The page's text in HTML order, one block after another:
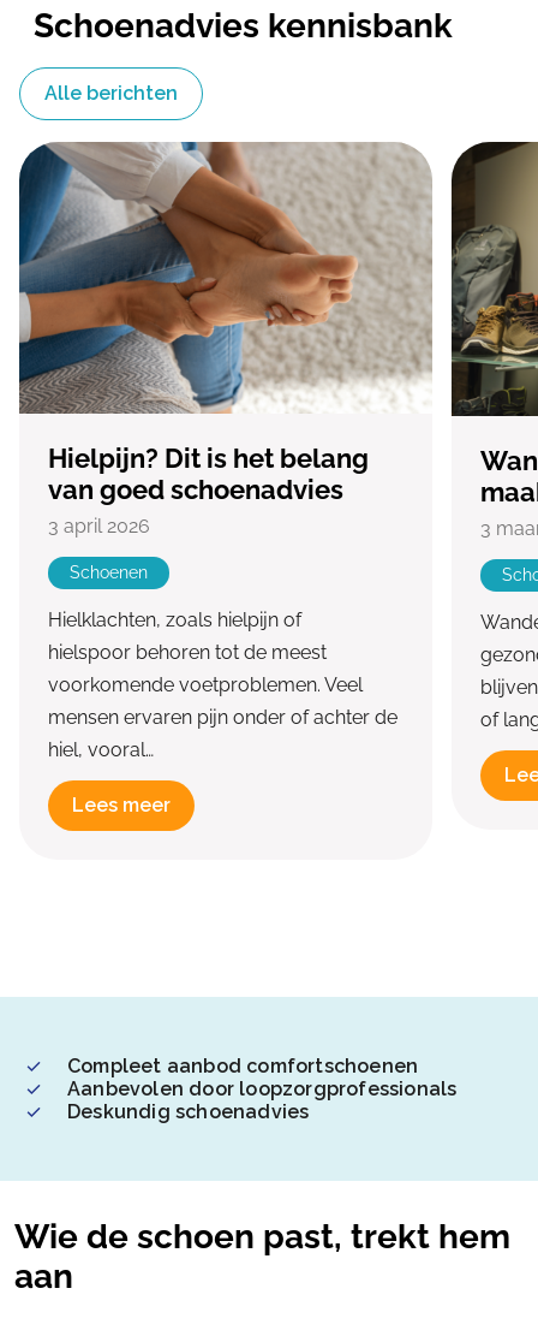
Schoenadvies kennisbank
Alle berichten
Hielpijn? Dit is het belang
van goed schoenadvies
3 april 2026
Schoenen
Hielklachten, zoals hielpijn of
hielspoor behoren tot de meest
voorkomende voetproblemen. Veel
mensen ervaren pijn onder of achter de
hiel, vooral…
Lees meer
3
of
Compleet aanbod comfortschoenen
Aanbevolen door loopzorgprofessionals
Deskundig schoenadvies
Wie de schoen past, trekt hem
aan